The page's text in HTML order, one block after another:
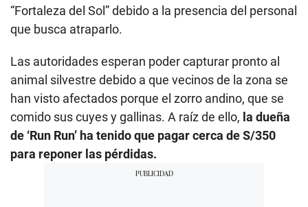
“Fortaleza del Sol” debido a la presencia del personal
que busca atraparlo.
Las autoridades esperan poder capturar pronto al
animal silvestre debido a que vecinos de la zona se
han visto afectados porque el zorro andino, que se
comido sus cuyes y gallinas. A raíz de ello, la dueña
de ‘Run Run’ ha tenido que pagar cerca de S/350
para reponer las pérdidas.